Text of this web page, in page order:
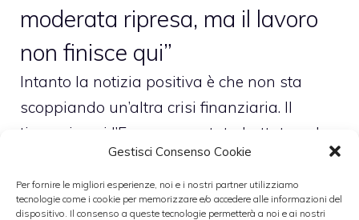
Gestisci Consenso Cookie
Per fornire le migliori esperienze, noi e i nostri partner utilizziamo
tecnologie come i cookie per memorizzare e/o accedere alle informazioni del
dispositivo. Il consenso a queste tecnologie permetterà a noi e ai nostri
moderata ripresa, ma il lavoro
non finisce qui”
Intanto la notizia positiva è che non sta
scoppiando un’altra crisi finanziaria. Il
timore in cui l’Europa era stata buttata nel
2011 e 2012 era tutta altra storia. Un rialzo
di 40 punti base in una sola settimana ha
portato i rendimenti sui bond portoghesi a